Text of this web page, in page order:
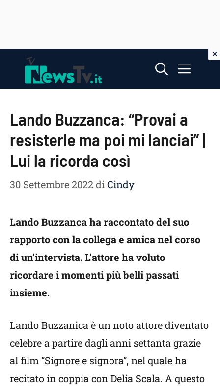
contenuto
Menu
Lando Buzzanca: “Provai a
resisterle ma poi mi lanciai” |
Lui la ricorda così
30 Settembre 2022diCindy
Lando Buzzanca ha raccontato del suo
rapporto con la collega e amica nel corso
di un’intervista. L’attore ha voluto
ricordare i momenti più belli passati
insieme.
Lando Buzzanica è un noto attore diventato
celebre a partire dagli anni settanta grazie
al film “Signore e signora”, nel quale ha
recitato in coppia con Delia Scala. A questo